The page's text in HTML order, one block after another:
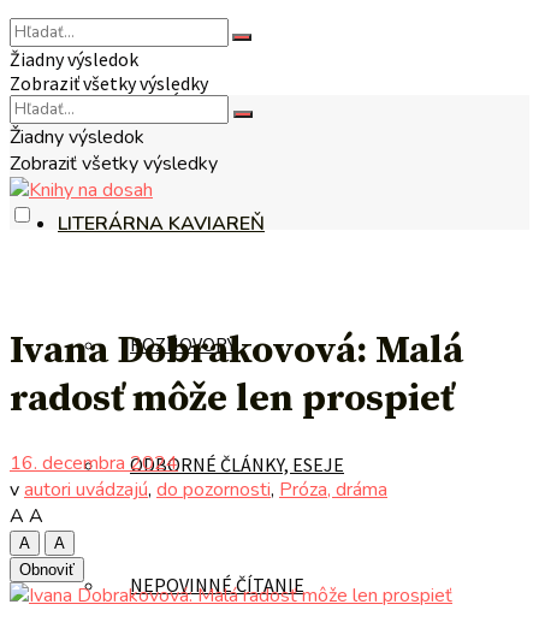
NA TÉMU
LITERÁRNA KAVIAREŇ
ROZHOVORY
ODBORNÉ ČLÁNKY, ESEJE
NEPOVINNÉ ČÍTANIE
Žiadny výsledok
Zobraziť všetky výsledky
Žiadny výsledok
Zobraziť všetky výsledky
Ivana Dobrakovová: Malá
radosť môže len prospieť
16. decembra 2024
vautori uvádzajú, do pozornosti, Próza, dráma
A A
A
A
Obnoviť